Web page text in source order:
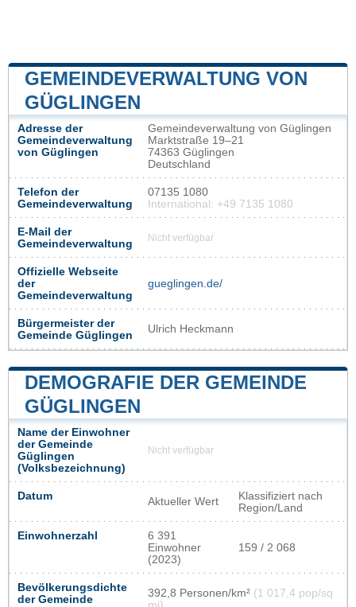
GEMEINDEVERWALTUNG VON
GÜGLINGEN
Adresse der
Gemeindeverwaltung
von Güglingen
Gemeindeverwaltung von Güglingen
Marktstraße 19–21
74363 Güglingen
Deutschland
Telefon der
Gemeindeverwaltung
07135 1080
International: +49 7135 1080
E-Mail der
Gemeindeverwaltung
Nicht verfügbar
Offizielle Webseite
der
Gemeindeverwaltung
gueglingen.de/
Bürgermeister der
Gemeinde Güglingen
Ulrich Heckmann
DEMOGRAFIE DER GEMEINDE
GÜGLINGEN
Name der Einwohner
der Gemeinde
Güglingen
(Volksbezeichnung)
Nicht verfügbar
Datum Aktueller Wert
Klassifiziert nach
Region/Land
Einwohnerzahl
6 391
Einwohner
(2023)
159 / 2 068
Bevölkerungsdichte
der Gemeinde
392,8 Personen/km² (1 017,4 pop/sq